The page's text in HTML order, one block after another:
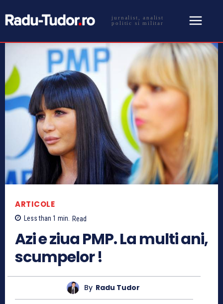
jurnalist, analist
politic si militar
ARTICOLE
Less than 1 min. Read
Azi e ziua PMP. La multi ani,
scumpelor !
By Radu Tudor